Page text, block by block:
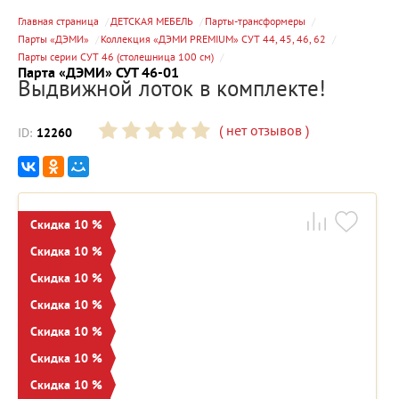
Главная страница ДЕТСКАЯ МЕБЕЛЬ
Парты-трансформеры
Парты «ДЭМИ»
Коллекция «ДЭМИ PREMIUM» СУТ 44, 45, 46, 62
Парты серии СУТ 46 (столешница 100 см)
Парта «ДЭМИ» СУТ 46-01
Выдвижной лоток в комплекте!
ID: 12260 (нет отзывов )
Скидка 10 %
Скидка 10 %
Скидка 10 %
Скидка 10 %
Скидка 10 %
Скидка 10 %
Скидка 10 %